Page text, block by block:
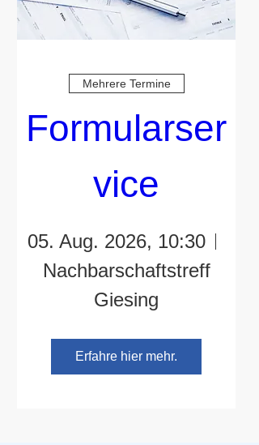
Mehrere Termine
Formularser
vice
05. Aug. 2026, 10:30
Nachbarschaftstreff
Giesing
Erfahre hier mehr.